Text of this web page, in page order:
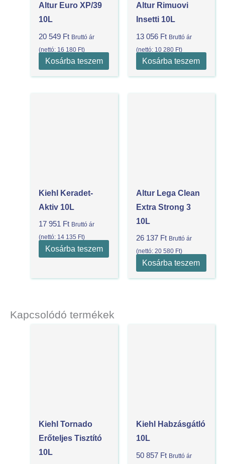
Altur Euro XP/39
10L
20 549 Ft Bruttó ár
(nettó: 16 180 Ft)
Kosárba teszem
Altur Rimuovi
Insetti 10L
13 056 Ft Bruttó ár
(nettó: 10 280 Ft)
Kosárba teszem
Kiehl Keradet-
Aktiv 10L
17 951 Ft Bruttó ár
(nettó: 14 135 Ft)
Kosárba teszem
Altur Lega Clean
Extra Strong 3
10L
26 137 Ft Bruttó ár
(nettó: 20 580 Ft)
Kosárba teszem
Kapcsolódó termékek
Kiehl Tornado
Erőteljes Tisztító
10L
Kiehl Habzásgátló
10L
50 857 Ft Bruttó ár